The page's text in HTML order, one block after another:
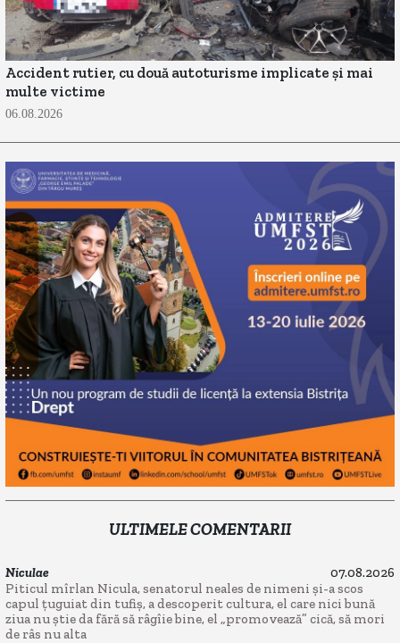
Accident rutier, cu două autoturisme implicate și mai
multe victime
06.08.2026
ULTIMELE COMENTARII
Niculae
07.08.2026
Piticul mîrlan Nicula, senatorul neales de nimeni și-a scos
capul țuguiat din tufiș, a descoperit cultura, el care nici bună
ziua nu știe da fără să râgîie bine, el „promovează” cică, să mori
de râs nu alta